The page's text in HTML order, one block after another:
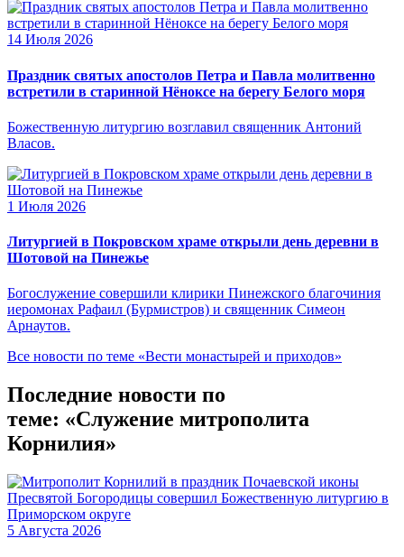
14 Июля 2026
Праздник святых апостолов Петра и Павла молитвенно
встретили в старинной Нёноксе на берегу Белого моря
Божественную литургию возглавил священник Антоний
Власов.
1 Июля 2026
Литургией в Покровском храме открыли день деревни в
Шотовой на Пинежье
Богослужение совершили клирики Пинежского благочиния
иеромонах Рафаил (Бурмистров) и священник Симеон
Арнаутов.
Все новости по теме «Вести монастырей и приходов»
Последние новости по
теме: «Служение митрополита
Корнилия»
5 Августа 2026